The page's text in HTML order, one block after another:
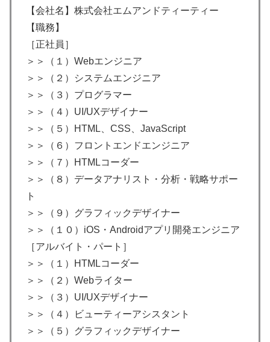
【会社名】株式会社エムアンドティーティー
【職務】
［正社員］
＞＞（１）Webエンジニア
＞＞（２）システムエンジニア
＞＞（３）プログラマー
＞＞（４）UI/UXデザイナー
＞＞（５）HTML、CSS、JavaScript
＞＞（６）フロントエンドエンジニア
＞＞（７）HTMLコーダー
＞＞（８）データアナリスト・分析・戦略サポー
ト
＞＞（９）グラフィックデザイナー
＞＞（１０）iOS・Androidアプリ開発エンジニア
［アルバイト・パート］
＞＞（１）HTMLコーダー
＞＞（２）Webライター
＞＞（３）UI/UXデザイナー
＞＞（４）ビューティーアシスタント
＞＞（５）グラフィックデザイナー